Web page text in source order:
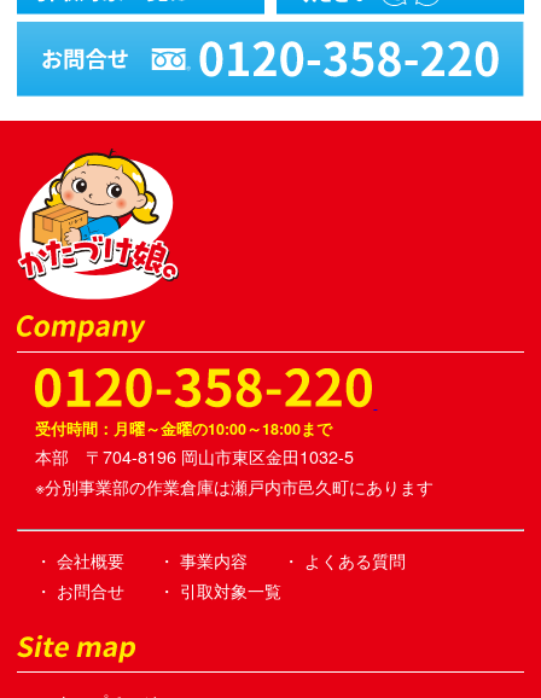
受付時間：月曜～金曜の10:00～18:00まで
本部 〒704-8196 岡山市東区金田1032-5
※分別事業部の作業倉庫は瀬戸内市邑久町にあります
・ 会社概要 ・ 事業内容
・ よくある質問
・ お問合せ
・ 引取対象一覧